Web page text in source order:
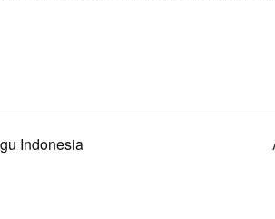
Indonesia